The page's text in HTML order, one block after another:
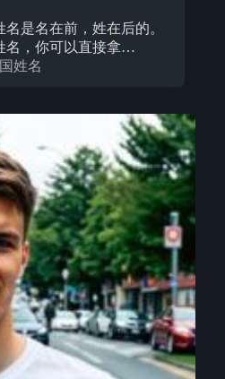
是名在前，姓在后的。
名，你可以直接拿…
姓名